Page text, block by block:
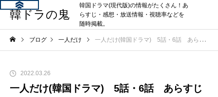
韓ドラの鬼
韓国ドラマ(現代版)の情報がたくさん！あ
らすじ・感想・放送情報・視聴率などを
随時掲載。
ブログ 一人だけ 一人だけ(韓国ドラマ) 5話・6話 あらすじと感想
2022.03.26
一人だけ(韓国ドラマ) 5話・6話 あらすじ